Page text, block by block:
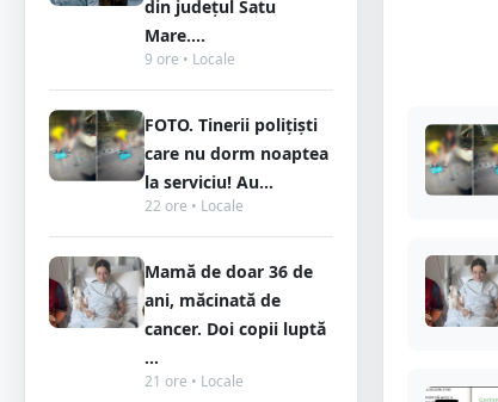
din județul Satu
Mare....
9 ore • Locale
FOTO. Tinerii polițiști
care nu dorm noaptea
la serviciu! Au...
22 ore • Locale
Mamă de doar 36 de
ani, măcinată de
cancer. Doi copii luptă
...
21 ore • Locale